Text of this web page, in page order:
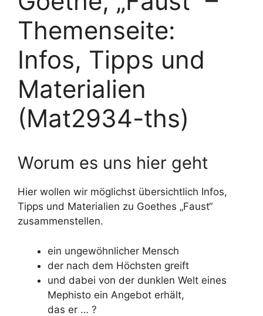
Themenseite:
Infos, Tipps und
Materialien
(Mat2934-ths)
Worum es uns hier geht
Hier wollen wir möglichst übersichtlich Infos,
Tipps und Materialien zu Goethes „Faust“
zusammenstellen.
ein ungewöhnlicher Mensch
der nach dem Höchsten greift
und dabei von der dunklen Welt eines
Mephisto ein Angebot erhält,
das er … ?